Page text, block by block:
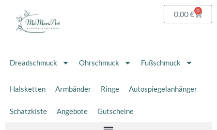
Inhalt
springen
0,00€ 0
Dreadschmuck Ohrschmuck Fußschmuck
Halsketten Armbänder Ringe Autospiegelanhänger
Schatzkiste Angebote Gutscheine